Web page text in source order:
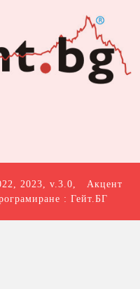
2023, v.3.0, Акцент
: Гейт.БГ